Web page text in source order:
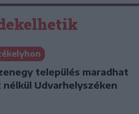
település maradhat
nélkül Udvarhelyszéken